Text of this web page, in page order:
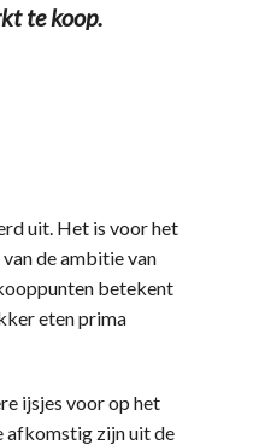
te koop.
uit. Het is voor het
de ambitie van
betekent
eten prima
ijsjes voor op het
afkomstig zijn uit de